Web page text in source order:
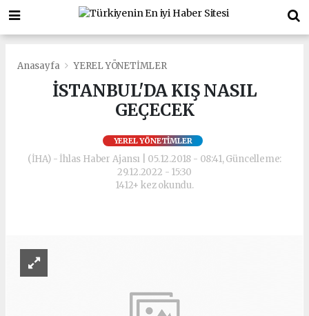
Anasayfa YEREL YÖNETİMLER
İSTANBUL'DA KIŞ NASIL
GEÇECEK
YEREL YÖNETİMLER
(İHA) - İhlas Haber Ajansı | 05.12.2018 - 08:41, Güncelleme:
29.12.2022 - 15:30
1412+ kez okundu.